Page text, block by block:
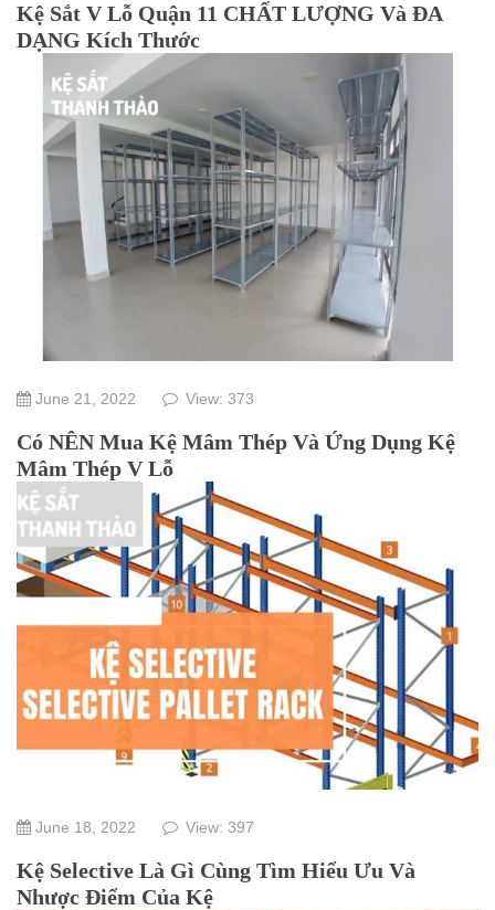
Kệ Sắt V Lỗ Quận 11 CHẤT LƯỢNG Và ĐA
DẠNG Kích Thước
June 21, 2022 View: 373
Có NÊN Mua Kệ Mâm Thép Và Ứng Dụng Kệ
Mâm Thép V Lỗ
June 18, 2022 View: 397
Kệ Selective Là Gì Cùng Tìm Hiểu Ưu Và
Nhược Điểm Của Kệ